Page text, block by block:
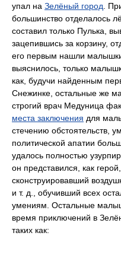
упал на Зелёный город .
большинство отделалось
составил только Пулька,
зацепившись за корзину,
его первым нашли
выяснилось, только
как, будучи найденным
Снежинке, остальные же
строгий врач Медуница
места заключения для
стечению обстоятельств,
политической апатии
удалось полностью
он представился, как
сконструировавший
и т. д., обучивший всех
умениям. Остальные
время приключений в
таких как: